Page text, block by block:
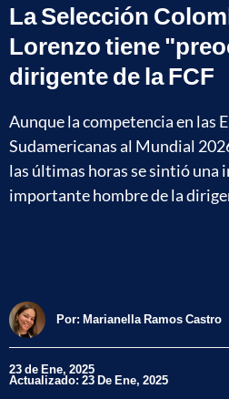
La Selección
Lorenzo tiene
dirigente de la FCF
Aunque la competencia en las
Sudamericanas al Mundial
las últimas horas se sintió una
importante hombre de la
Por: Marianella Ramos Castro
23 de Ene, 2025
Actualizado: 23 De Ene, 2025